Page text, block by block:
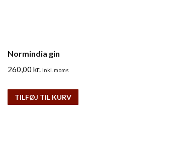
Normindia gin
260,00 kr. Inkl. moms
TILFØJ TIL KURV